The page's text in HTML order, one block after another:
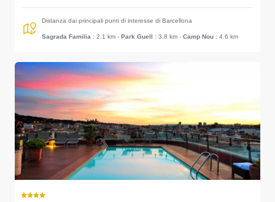
Distanza dai principali punti di interesse di Barcellona
Sagrada Familia : 2.1 km - Park Guell : 3.8 km - Camp Nou : 4.6 km